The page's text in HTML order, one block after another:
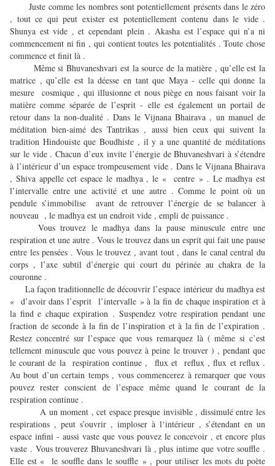
Juste comme les nombres sont potentiellement présents dans le zéro
, tout ce qui peut exister est potentiellement contenu dans le vide .
Shunya est vide , et cependant plein . Akasha est l’espace qui n’a ni
commencement ni fin , qui contient toutes les potentialités . Toute chose
commence et finit là .
Même si Bhuvaneshvari est la source de la matière , qu’elle est la
matrice , qu’elle est la déesse en tant que Maya - celle qui donne la
mesure cosmique , qui illusionne et nous piège en nous faisant voir la
matière comme séparée de l’esprit - elle est également un portail de
retour dans la non-dualité . Dans le Vijnana Bhairava , un manuel de
méditation bien-aimé des Tantrikas , aussi bien ceux qui suivent la
tradition Hindouiste que Boudhiste , il y a une quantité de méditations
sur le vide . Chacun d’eux invite l’énergie de Bhuvaneshvari à s’étendre
à l’intérieur d’un espace trompeusement vide . Dans le Vijnana Bhairava
, Shiva appelle cet espace le madhya , le « centre » . Le madhya est
l’intervalle entre une activité et une autre . Comme le point où un
pendule s’immobilise avant de retrouver l’énergie de se balancer à
nouveau , le madhya est un endroit vide , empli de puissance .
Vous trouvez le madhya dans la pause minuscule entre une
respiration et une autre . Vous le trouvez dans un esprit qui fait une pause
entre les pensées . Vous le trouvez , avant tout , dans le canal central du
corps , l’axe subtil d’énergie qui court du périnée au chakra de la
couronne .
La façon traditionnelle de découvrir l’espace intérieur du madhya est
« d’avoir dans l’esprit l’intervalle » à la fin de chaque inspiration et à
la find e chaque expiration . Suspendez votre respiration pendant une
fraction de seconde à la fin de l’inspiration et à la fin de l’expiration .
Restez concentré sur l’espace que vous remarquez là ( même si c’est
tellement minuscule que vous pouvez à peine le trouver ) , pendant que
le courant de la respiration continue , flux et reflux , flux et reflux .
Au bout d’un certain temps , vous commencerez à remarquer que vous
pouvez rester conscient de l’espace même quand le courant de la
respiration continue .
A un moment , cet espace presque invisible , dissimulé entre les
respirations , peut s’ouvrir , imploser à l‘intérieur , s’étendant en un
espace infini - aussi vaste que vous pouvez le concevoir , et encore plus
vaste . Vous trouverez Bhuvaneshvari là , plus intime que votre souffle .
Elle est « le souffle dans le souffle » , pour utiliser les mots du poète